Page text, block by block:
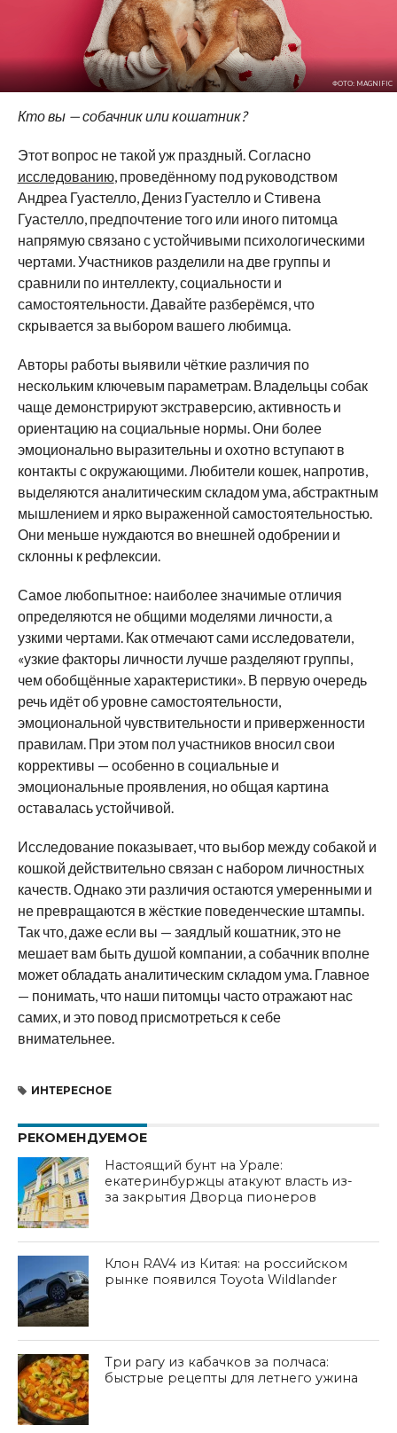
ФОТО: MAGNIFIC
Кто вы — собачник или кошатник?
Этот вопрос не такой уж праздный. Согласно
исследованию, проведённому под руководством
Андреа Гуастелло, Дениз Гуастелло и Стивена
Гуастелло, предпочтение того или иного питомца
напрямую связано с устойчивыми психологическими
чертами. Участников разделили на две группы и
сравнили по интеллекту, социальности и
самостоятельности. Давайте разберёмся, что
скрывается за выбором вашего любимца.
Авторы работы выявили чёткие различия по
нескольким ключевым параметрам. Владельцы собак
чаще демонстрируют экстраверсию, активность и
ориентацию на социальные нормы. Они более
эмоционально выразительны и охотно вступают в
контакты с окружающими. Любители кошек, напротив,
выделяются аналитическим складом ума, абстрактным
мышлением и ярко выраженной самостоятельностью.
Они меньше нуждаются во внешней одобрении и
склонны к рефлексии.
Самое любопытное: наиболее значимые отличия
определяются не общими моделями личности, а
узкими чертами. Как отмечают сами исследователи,
«узкие факторы личности лучше разделяют группы,
чем обобщённые характеристики». В первую очередь
речь идёт об уровне самостоятельности,
эмоциональной чувствительности и приверженности
правилам. При этом пол участников вносил свои
коррективы — особенно в социальные и
эмоциональные проявления, но общая картина
оставалась устойчивой.
Исследование показывает, что выбор между собакой и
кошкой действительно связан с набором личностных
качеств. Однако эти различия остаются умеренными и
не превращаются в жёсткие поведенческие штампы.
Так что, даже если вы — заядлый кошатник, это не
мешает вам быть душой компании, а собачник вполне
может обладать аналитическим складом ума. Главное
— понимать, что наши питомцы часто отражают нас
самих, и это повод присмотреться к себе
внимательнее.
ИНТЕРЕСНОЕ
РЕКОМЕНДУЕМОЕ
Настоящий бунт на Урале:
екатеринбуржцы атакуют власть из-
за закрытия Дворца пионеров
Клон RAV4 из Китая: на российском
рынке появился Toyota Wildlander
Три рагу из кабачков за полчаса:
быстрые рецепты для летнего ужина